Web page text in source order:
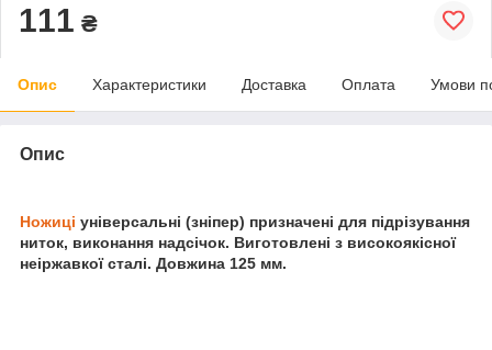
111 ₴
Опис Характеристики Доставка Оплата Умови
Опис
Ножиці універсальні (зніпер) призначені для підрізування
ниток, виконання надсічок. Виготовлені з високоякісної
неіржавкої сталі. Довжина 125 мм.